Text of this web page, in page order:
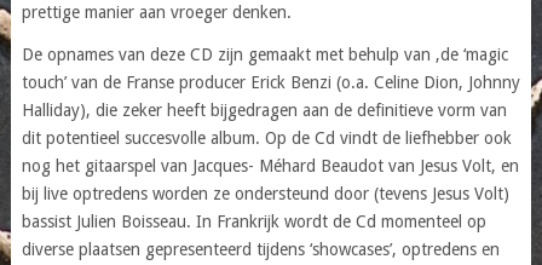
prettige manier aan vroeger denken.
De opnames van deze CD zijn gemaakt met behulp van ,de ‘magic
touch’ van de Franse producer Erick Benzi (o.a. Celine Dion, Johnny
Halliday), die zeker heeft bijgedragen aan de definitieve vorm van
dit potentieel succesvolle album. Op de Cd vindt de liefhebber ook
nog het gitaarspel van Jacques- Méhard Beaudot van Jesus Volt, en
bij live optredens worden ze ondersteund door (tevens Jesus Volt)
bassist Julien Boisseau. In Frankrijk wordt de Cd momenteel op
diverse plaatsen gepresenteerd tijdens ‘showcases’, optredens en